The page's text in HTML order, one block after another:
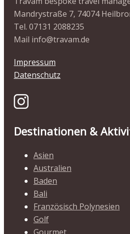
Mandrystraße 7, 74074
Tel. 07131 2088235
Mail info@travam.de
Impressum
Datenschutz
Destinationen &
Asien
Australien
Baden
Bali
Französisch Polynesien
Golf